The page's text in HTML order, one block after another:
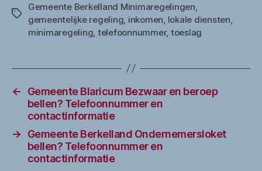
Tags
Gemeente Berkelland Minimaregelingen
gemeentelijke regeling inkomen lokale diensten
minimaregeling telefoonnummer, toeslag
←
Gemeente Blaricum Bezwaar en beroep
bellen? Telefoonnummer en
contactinformatie
→
Gemeente Berkelland Ondernemersloket
bellen? Telefoonnummer en
contactinformatie